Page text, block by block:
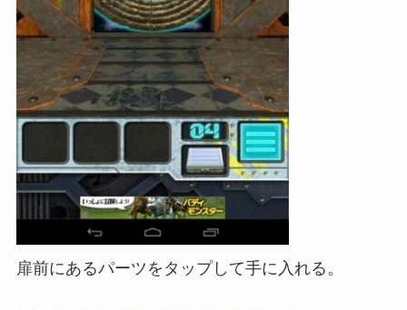
扉前にあるパーツをタップして手に入れる。